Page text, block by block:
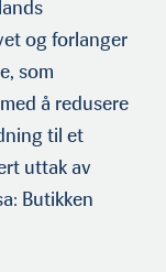
og forlanger
som
å redusere
til et
uttak av
Butikken